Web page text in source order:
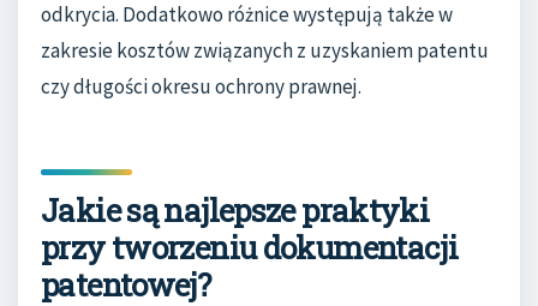
odkrycia. Dodatkowo różnice występują także w
zakresie kosztów związanych z uzyskaniem patentu
czy długości okresu ochrony prawnej.
Jakie są najlepsze praktyki
przy tworzeniu dokumentacji
patentowej?